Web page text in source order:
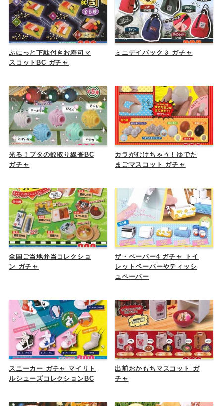
ぷにっと下駄付きお寿司マ
スコットBC ガチャ
ミニデイパック３ ガチャ
光る！ブタの蚊取り線香BC
ガチャ
カラがむけちゃう！ゆでた
まごマスコット ガチャ
全国ご当地弁当コレクショ
ン ガチャ
ザ・ペーパー4 ガチャ トイ
レットペーパーやティッシ
ュペーパー
スニーカー ガチャ マイリト
ルシューズコレクションBC
出前おかもちマスコット ガ
チャ